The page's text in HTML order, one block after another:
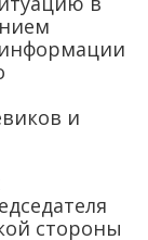
и
стороны